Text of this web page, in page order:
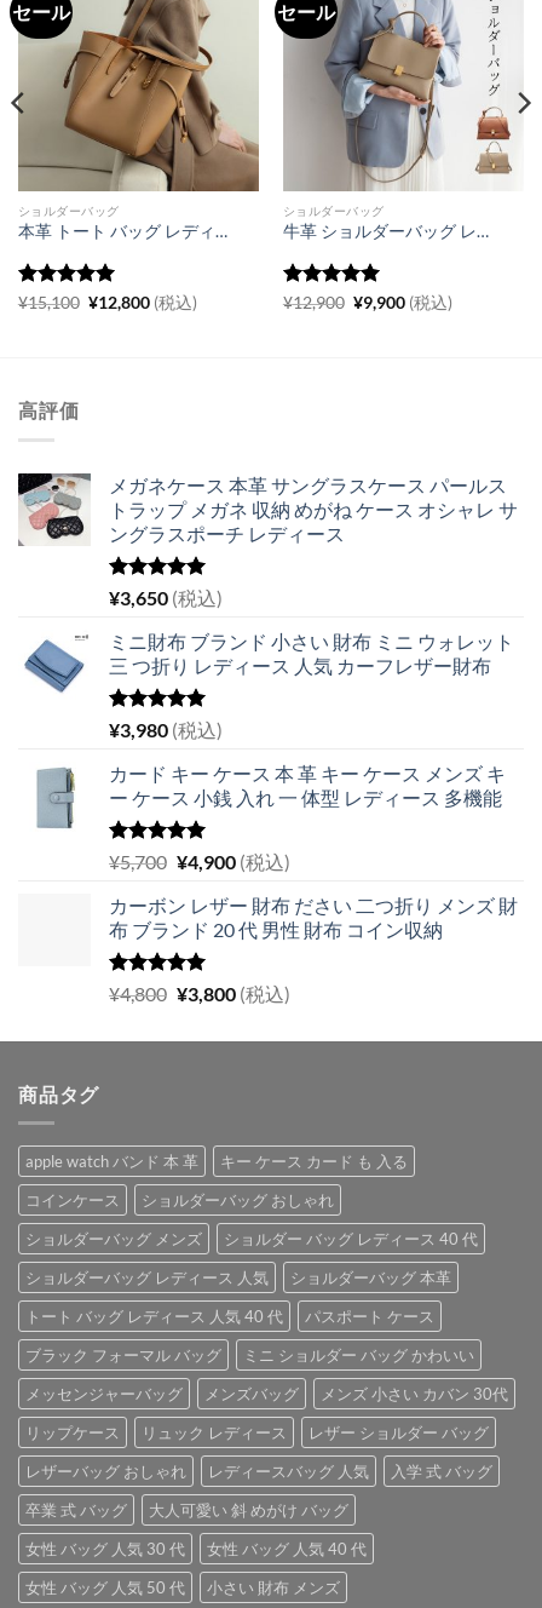
セール
ショルダーバッグ
本革 トート バッグ レディース 人気 40代 30代 巾着 トート おしゃれ インナーバッグ付 人気 通勤 通学 カバン
5段階中 5の
¥15,100 元
¥12,800現
在
(税込)
セール
ショルダーバッグ
牛革 ショルダーバッグ レディース カジュアル に も キレイ め に も バッグ 2way ハンドバッグ おしゃれ
5段階中 5の
¥12,900 元
¥9,900現
在
(税込)
高評価
メガネケース 本革 サングラスケース パールス
トラップ メガネ 収納 めがね ケース オシャレ サ
ングラスポーチ レディース
5段階中
5.00
の評価
¥3,650 (税込)
ミニ財布 ブランド 小さい 財布 ミニ ウォレット
三 つ折り レディース 人気 カーフレザー財布
5段階中
5.00
の評価
¥3,980 (税込)
カード キー ケース 本 革 キー ケース メンズ キ
ー ケース 小銭 入れ 一 体型 レディース 多機能
5段階中
5.00
の評価
¥5,700 元
価
格
は
¥5,700
し
¥4,900現
の
価
は
で
(税込)
カーボン レザー 財布 ださい 二つ折り メンズ 財
布 ブランド 20 代 男性 財布 コイン収納
5段階中
5.00
の評価
¥4,800 元
価
で
し
た。
¥3,800現
の
¥3,800
で
す。
(税込)
商品タグ
apple watch バンド 本 革
キー ケース カード も 入る
コインケース
ショルダーバッグ おしゃれ
ショルダーバッグ メンズ
ショルダー バッグ レディース 40 代
ショルダーバッグ レディース 人気
ショルダーバッグ 本革
トート バッグ レディース 人気 40 代
パスポート ケース
ブラック フォーマル バッグ
ミニ ショルダー バッグ かわいい
メッセンジャーバッグ
メンズバッグ
メンズ 小さい カバン 30代
リップケース
リュック レディース
レザー ショルダー バッグ
レザーバッグ おしゃれ
レディースバッグ 人気
入学 式 バッグ
卒業 式 バッグ
大人可愛い 斜 めがけ バッグ
女性 バッグ 人気 30 代
女性 バッグ 人気 40 代
女性 バッグ 人気 50 代
小さい 財布 メンズ